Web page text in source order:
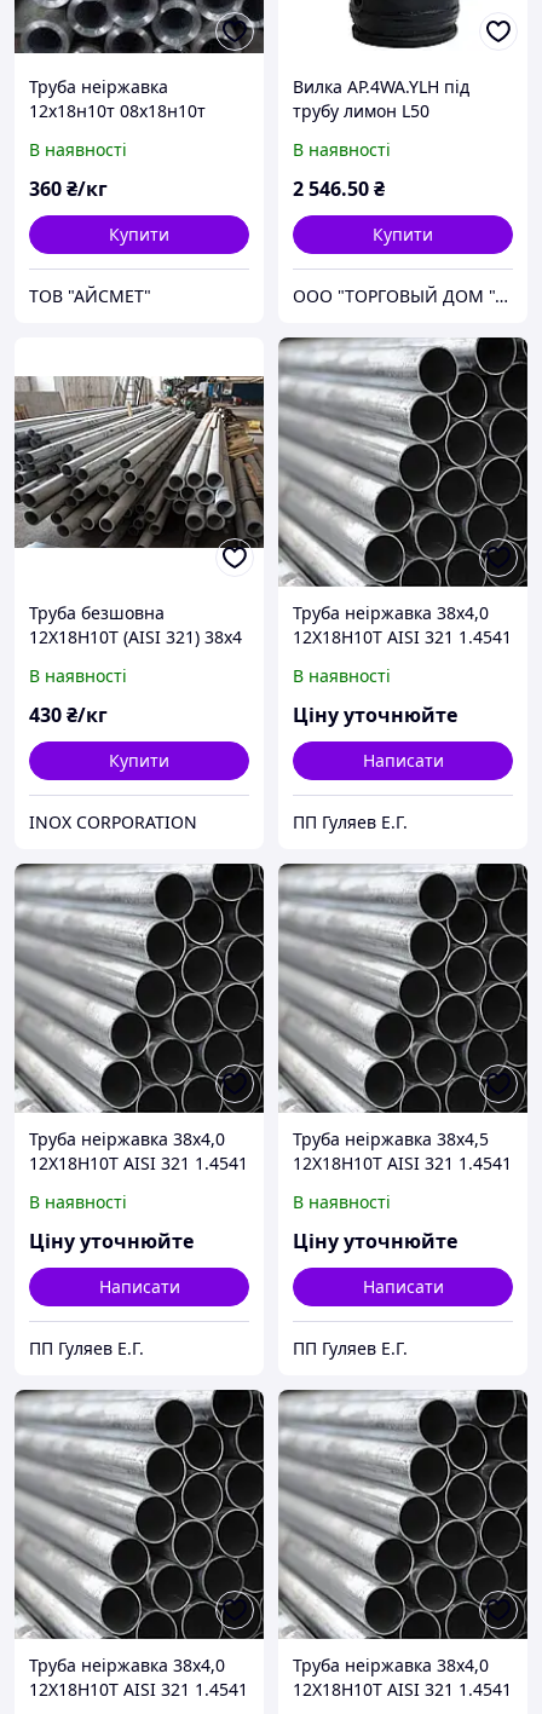
Труба неіржавка
12х18н10т 08х18н10т
діаметром 38х4,0
В наявності
360₴/кг
Купити
ТОВ "АЙСМЕТ"
Вилка AP.4WA.YLH під
трубу лимон L50
ширококутного шарніра
В наявності
2 546.50₴
Купити
ООО "ТОРГОВЫЙ ДОМ "АВТОДЕТАЛИ"
Труба безшовна
12Х18Н10Т (AISI 321) 38х4
В наявності
430₴/кг
Купити
INOX CORPORATION
Труба неіржавка 38х4,0
12Х18Н10Т AISI 321 1.4541
В наявності
Ціну уточнюйте
Написати
ПП Гуляев Е.Г.
Труба неіржавка 38х4,0
12Х18Н10Т AISI 321 1.4541
В наявності
Ціну уточнюйте
Написати
ПП Гуляев Е.Г.
Труба неіржавка 38х4,5
12Х18Н10Т AISI 321 1.4541
В наявності
Ціну уточнюйте
Написати
ПП Гуляев Е.Г.
Труба неіржавка 38х4,0
12Х18Н10Т AISI 321 1.4541
Труба неіржавка 38х4,0
12Х18Н10Т AISI 321 1.4541